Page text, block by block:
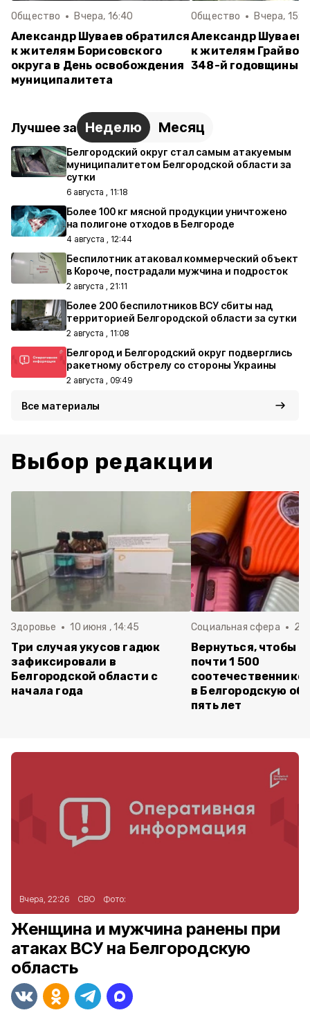
Общество Вчера, 16:40
Александр Шуваев обратился
к жителям Борисовского
округа в День освобождения
муниципалитета
Общество Вчера,
Александр Шуваев
к жителям
348-й годовщины
Лучшее за Неделю Месяц
Белгородский округ стал самым атакуемым
муниципалитетом Белгородской области за
сутки
6 августа , 11:18
Более 100 кг мясной продукции уничтожено
на полигоне отходов в Белгороде
4 августа , 12:44
Беспилотник атаковал коммерческий объект
в Короче, пострадали мужчина и подросток
2 августа , 21:11
Более 200 беспилотников ВСУ сбиты над
территорией Белгородской области за сутки
2 августа , 11:08
Белгород и Белгородский округ подверглись
ракетному обстрелу со стороны Украины
2 августа , 09:49
Все материалы
Выбор редакции
Здоровье 10 июня , 14:45
Три случая укусов гадюк
зафиксировали в
Белгородской области с
начала года
Социальная сфера 20
Вернуться, чтобы
почти 1 500
в Белгородскую
пять лет
Вчера, 22:26 СВО Фото:
Женщина и мужчина ранены при
атаках ВСУ на Белгородскую
область